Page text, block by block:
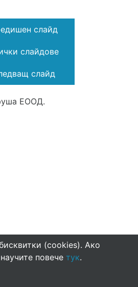
слайд
слайдове
слайд
ЕООД.
(cookies). Ако
повече тук.